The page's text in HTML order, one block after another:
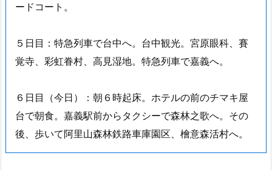
ードコート。
５日目：特急列車で台中へ。台中観光。宮原眼科、賽
覚寺、彩虹眷村、高見湿地。特急列車で嘉義へ。
６日目（今日）：朝６時起床。ホテルの前のチマキ屋
台で朝食。嘉義駅前からタクシーで森林之歌へ。その
後、歩いて阿里山森林鉄路車庫園区、檜意森活村へ。